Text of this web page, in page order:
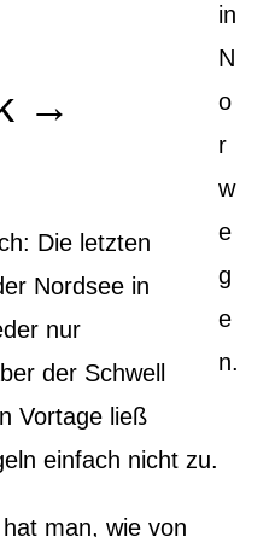
in
N
o
r
w
e
g
e
n.
→
Die letzten
Nordsee in
nur
der Schwell
Vortage ließ
einfach nicht zu.
man, wie von